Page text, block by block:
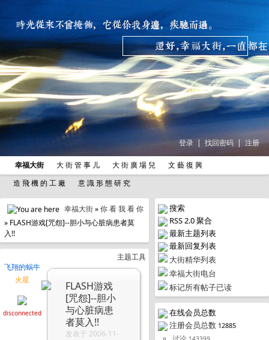
登录 | 找回密码 | 注册
幸福大街 大 街 管 事 儿 大 街 廣 場 兒
文 藝 復 興
造 飛 機 的 工 廠
意 識 形 態 研 究
搜索
RSS 2.0 聚合
最新主题列表
最新回复列表
大街精华列表
幸福大街电台
标记所有帖子已读
在线会员总数
注册会员总数 12885
幸福大街»你 看 我 看 你
» FLASH游戏[咒怨]--胆小与心脏病患者莫
入!!
飞翔的蜗牛
火星
disconnected
主题工具
FLASH游戏
[咒怨]--胆小
与心脏病患
者莫入!!
发表于 2006-11-